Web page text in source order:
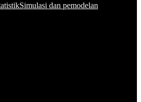
Simulasi dan pemodelan